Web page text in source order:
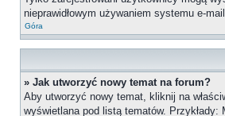
nieprawidłowym używaniem systemu e-
Góra
» Jak utworzyć nowy temat na forum?
Aby utworzyć nowy temat, kliknij na
wyświetlana pod listą tematów.